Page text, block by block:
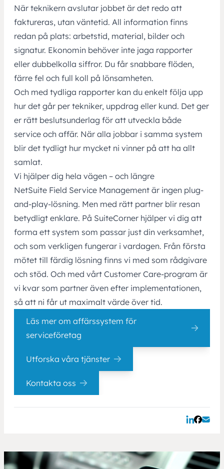
När teknikern avslutar jobbet är det redo att
faktureras, utan väntetid. All information finns
redan på plats: arbetstid, material, bilder och
signatur. Ekonomin behöver inte jaga rapporter
eller dubbelkolla siffror. Du får snabbare flöden,
färre fel och full koll på lönsamheten.
Och med tydliga rapporter kan du enkelt följa upp
hur det går per tekniker, uppdrag eller kund. Det ger
er rätt beslutsunderlag för att utveckla både
service och affär. När alla jobbar i samma system
blir det tydligt hur mycket ni vinner på att ha allt
samlat.
Vi hjälper dig hela vägen – och längre
NetSuite Field Service Management är ingen plug-
and-play-lösning. Men med rätt partner blir resan
betydligt enklare. På SuiteCorner hjälper vi dig att
forma ett system som passar just din verksamhet,
och som verkligen fungerar i vardagen. Från första
mötet till färdig lösning finns vi med som rådgivare
och stöd. Och med vårt Customer Care-program är
vi kvar som partner även efter implementationen,
så att ni får ut maximalt värde över tid.
Läs mer om affärssystem för
serviceföretag
Utforska våra tjänster
Kontakta oss